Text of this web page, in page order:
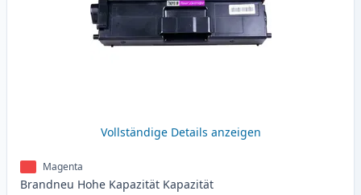
Vollständige Details anzeigen
Magenta
Brandneu Hohe Kapazität Kapazität